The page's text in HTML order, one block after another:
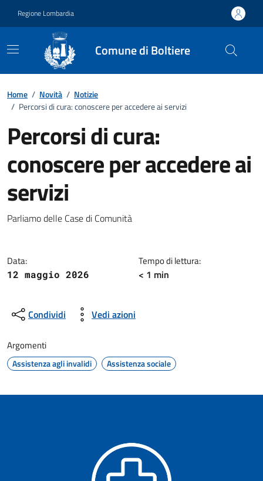
Regione Lombardia
Comune di Boltiere
Home / Novità / Notizie
/ Percorsi di cura: conoscere per accedere ai servizi
Percorsi di cura:
conoscere per accedere ai
servizi
Dettagli della notizia
Parliamo delle Case di Comunità
Data:
12 maggio 2026
Tempo di lettura:
< 1 min
Condividi Vedi azioni
Argomenti
Assistenza agli invalidi Assistenza sociale